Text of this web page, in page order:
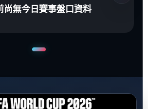
尚無今日賽事盤口資料